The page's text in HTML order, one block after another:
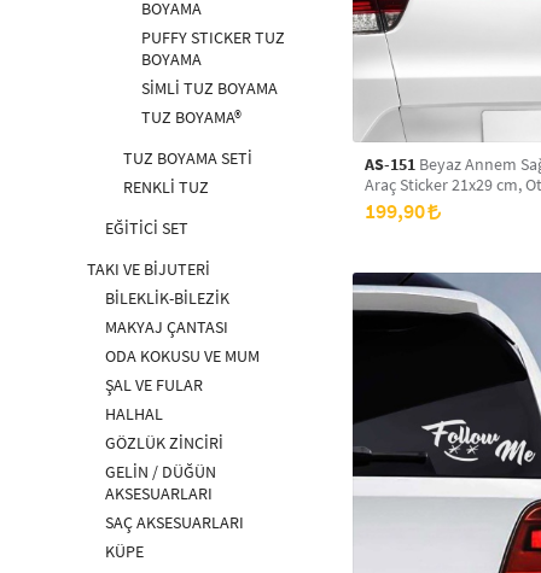
BOYAMA
PUFFY STICKER TUZ
BOYAMA
SİMLİ TUZ BOYAMA
TUZ BOYAMA®
TUZ BOYAMA SETİ
RENKLİ TUZ
EĞİTİCİ SET
TAKI VE BİJUTERİ
BİLEKLİK-BİLEZİK
MAKYAJ ÇANTASI
ODA KOKUSU VE MUM
ŞAL VE FULAR
HALHAL
GÖZLÜK ZİNCİRİ
GELİN / DÜĞÜN
AKSESUARLARI
SAÇ AKSESUARLARI
KÜPE
AS-151 Beyaz Annem
Araç Sticker 21x29 cm,
Araba Sticker
199,90